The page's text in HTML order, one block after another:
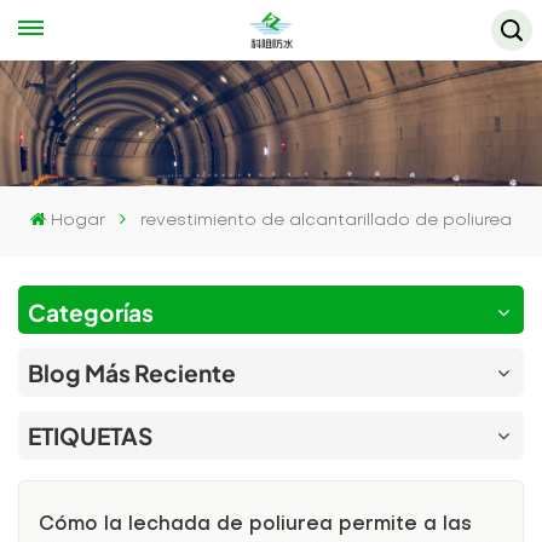
Hogar revestimiento de alcantarillado de poliurea
Categorías
Blog Más Reciente
ETIQUETAS
Cómo la lechada de poliurea permite a las